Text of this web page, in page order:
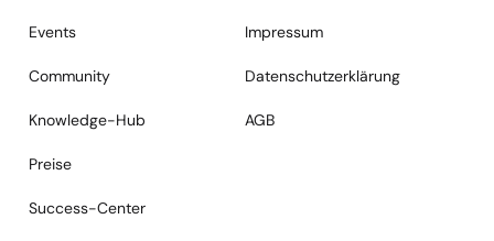
Events
Community
Knowledge-Hub
Preise
Success-Center
Impressum
Datenschutzerklärung
AGB